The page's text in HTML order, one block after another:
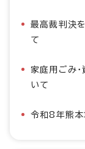
最高裁判決
て
家庭用ごみ
いて
令和8年熊本